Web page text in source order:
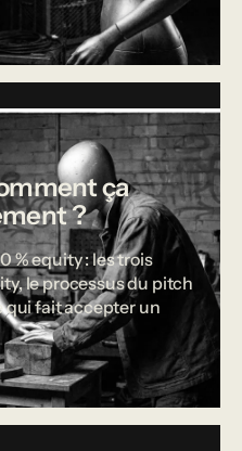
ça
?
% equity : les trois
le processus du pitch
qui fait accepter un